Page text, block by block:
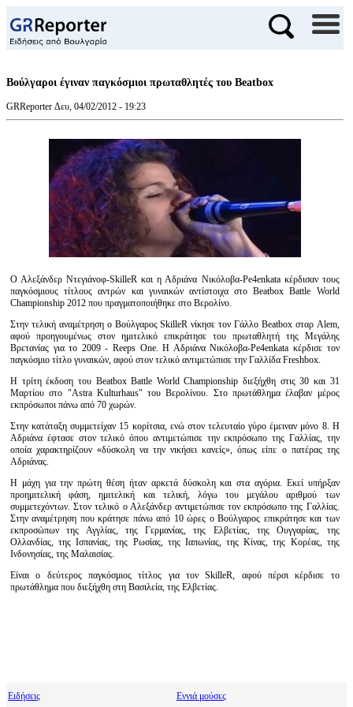
Βούλγαροι έγιναν παγκόσμιοι πρωταθλητές του Beatbox
GRReporter Δευ, 04/02/2012 - 19:23
Ο Αλεξάνδερ Ντεγιάνοφ-SkilleR και η Αδριάνα Νικόλοβα-Pe4enkata κέρδισαν τους
παγκόσμιους τίτλους αντρών και γυναικών αντίστοιχα στο Beatbox Battle World
Championship 2012 που πραγματοποιήθηκε στο Βερολίνο.
Στην τελική αναμέτρηση ο Βούλγαρος SkilleR νίκησε τον Γάλλο Beatbox σταρ Alem,
αφού προηγουμένως στον ημιτελικό επικράτησε του πρωταθλητή της Μεγάλης
Βρετανίας για το 2009 - Reeps One. Η Αδριάνα Νικόλοβα-Pe4enkata κέρδισε τον
παγκόσμιο τίτλο γυναικών, αφού στον τελικό αντιμετώπισε την Γαλλίδα Freshbox.
Η τρίτη έκδοση του Beatbox Battle World Championship διεξήχθη στις 30 και 31
Μαρτίου στο "Astra Kulturhaus" του Βερολίνου. Στο πρωτάθλημα έλαβαν μέρος
εκπρόσωποι πάνω από 70 χωρών.
Στην κατάταξη συμμετείχαν 15 κορίτσια, ενώ στον τελευταίο γύρο έμειναν μόνο 8. Η
Αδριάνα έφτασε στον τελικό όπου αντιμετώπισε την εκπρόσωπο της Γαλλίας, την
οποία χαρακτηρίζουν «δύσκολη να την νικήσει κανείς», όπως είπε ο πατέρας της
Αδριάνας.
Η μάχη για την πρώτη θέση ήταν αρκετά δύσκολη και στα αγόρια. Εκεί υπήρξαν
προημιτελική φάση, ημιτελική και τελική, λόγω του μεγάλου αριθμού των
συμμετεχόντων. Στον τελικό ο Αλεξάνδερ αντιμετώπισε τον εκπρόσωπο της Γαλλίας.
Στην αναμέτρηση που κράτησε πάνω από 10 ώρες ο Βούλγαρος επικράτησε και των
εκπροσώπων της Αγγλίας, της Γερμανίας, της Ελβετίας, της Ουγγαρίας, της
Ολλανδίας, της Ισπανίας, της Ρωσίας, της Ιαπωνίας, της Κίνας, της Κορέας, της
Ινδονησίας, της Μαλαισίας.
Είναι ο δεύτερος παγκόσμιος τίτλος για τον SkilleR, αφού πέρσι κέρδισε το
πρωτάθλημα που διεξήχθη στη Βασιλεία, της Ελβετίας.
Ειδήσεις Εννιά μούσες